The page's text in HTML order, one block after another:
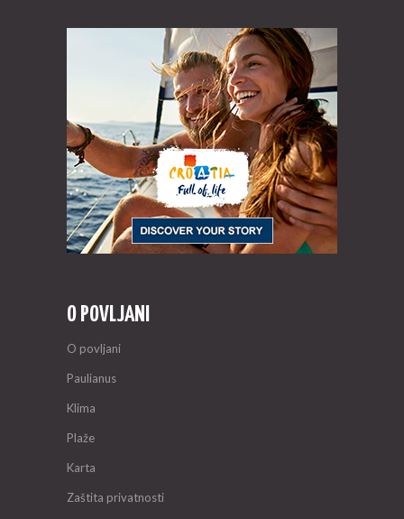
O POVLJANI
O povljani
Paulianus
Klima
Plaže
Karta
Zaštita privatnosti